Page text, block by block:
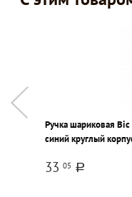
Ручка шариковая Bic
синий круглый
33 05 a